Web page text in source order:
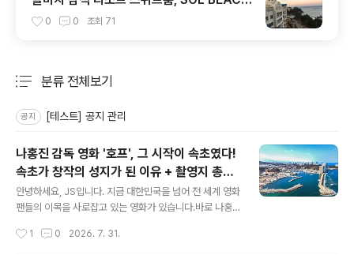
SAMCHEOK
0 0 조회 71
분류 전체보기
공지 [테스트] 공지 관리
나홍진 감독 영화 '호프', 그 시작이 속초였다!
속초가 창작의 성지가 된 이유 + 촬영지 총정
리
안녕하세요, JS입니다. 지금 대한민국을 넘어 전 세계 영화
팬들의 이목을 사로잡고 있는 영화가 있습니다.바로 나홍
성'으로 한국 스릴러 영화의 정점을 찍은 나홍진 감독이 무
1 0 2026. 7. 31.